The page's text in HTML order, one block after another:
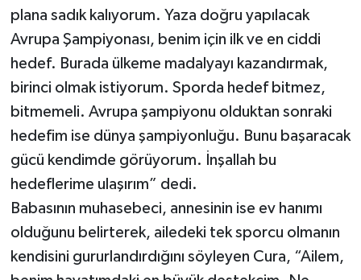
plana sadık kalıyorum. Yaza doğru yapılacak
Avrupa Şampiyonası, benim için ilk ve en ciddi
hedef. Burada ülkeme madalyayı kazandırmak,
birinci olmak istiyorum. Sporda hedef bitmez,
bitmemeli. Avrupa şampiyonu olduktan sonraki
hedefim ise dünya şampiyonluğu. Bunu başaracak
gücü kendimde görüyorum. İnşallah bu
hedeflerime ulaşırım” dedi.
Babasının muhasebeci, annesinin ise ev hanımı
olduğunu belirterek, ailedeki tek sporcu olmanın
kendisini gururlandırdığını söyleyen Cura, “Ailem,